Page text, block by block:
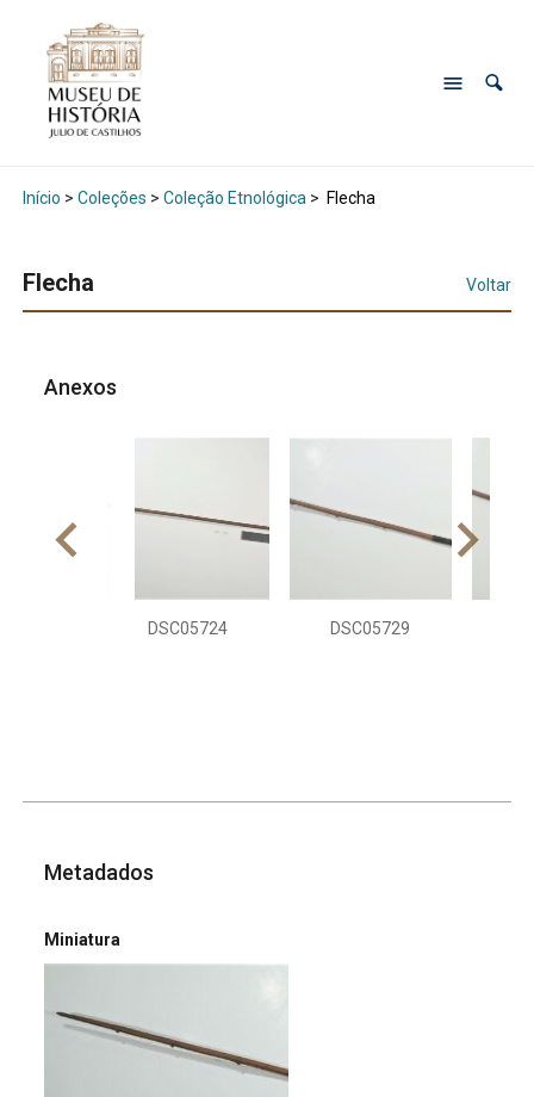
Início > Coleções > Coleção Etnológica > Flecha
Flecha Voltar
Anexos
DSC05724 DSC05729
Metadados
Miniatura